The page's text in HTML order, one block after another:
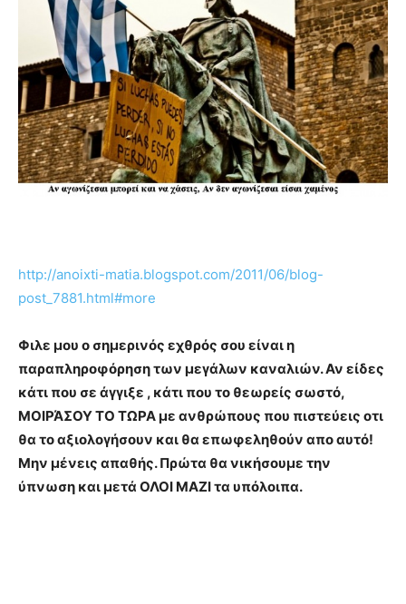
http://anoixti-matia.blogspot.com/2011/06/blog-
post_7881.html#more
Φιλε μου ο σημερινός εχθρός σου είναι η
παραπληροφόρηση των μεγάλων καναλιών. Αν είδες
κάτι που σε άγγιξε , κάτι που το θεωρείς σωστό,
ΜΟΙΡΆΣΟΥ ΤΟ ΤΩΡΑ με ανθρώπους που πιστεύεις οτι
θα το αξιολογήσουν και θα επωφεληθούν απο αυτό!
Μην μένεις απαθής. Πρώτα θα νικήσουμε την
ύπνωση και μετά ΟΛΟΙ ΜΑΖΙ τα υπόλοιπα.